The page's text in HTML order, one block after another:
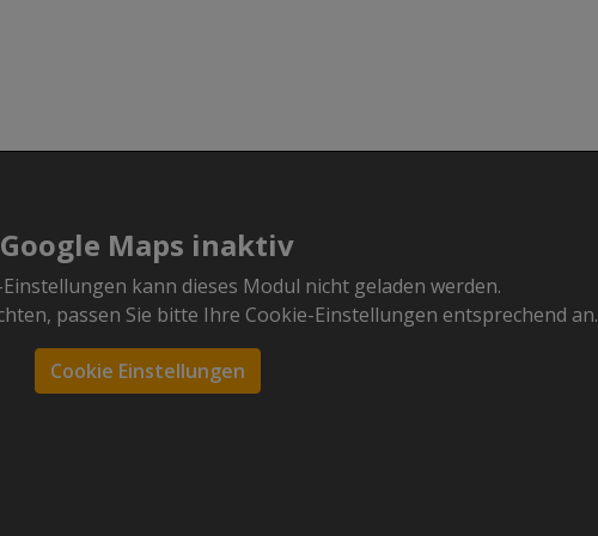
Google Maps inaktiv
kann dieses Modul nicht geladen werden.
passen Sie bitte Ihre Cookie-Einstellungen entsprechend an.
Cookie Einstellungen